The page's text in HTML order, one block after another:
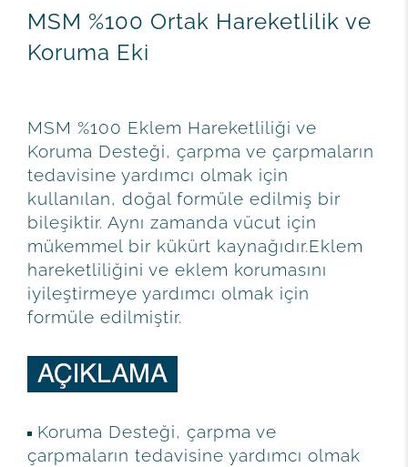
MSM %100 Ortak Hareketlilik ve
Koruma Eki
MSM %100 Eklem Hareketliliği ve
Koruma Desteği, çarpma ve çarpmaların
tedavisine yardımcı olmak için
kullanılan, doğal formüle edilmiş bir
bileşiktir. Aynı zamanda vücut için
mükemmel bir kükürt kaynağıdır.Eklem
hareketliliğini ve eklem korumasını
iyileştirmeye yardımcı olmak için
formüle edilmiştir.
Koruma Desteği, çarpma ve
çarpmaların tedavisine yardımcı olmak